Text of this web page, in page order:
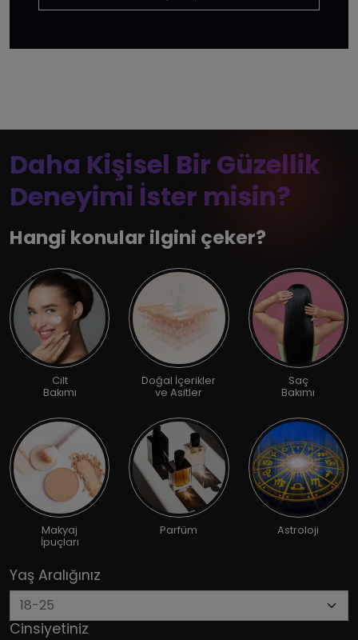
Daha Kişisel Bir Güzellik
Deneyimi İster misin?
Hangi konular ilgini çeker?
Cilt
Bakımı
Doğal İçerikler
ve Asitler
Saç
Bakımı
Makyaj
İpuçları
Parfüm Astroloji
Yaş Aralığınız
Cinsiyetiniz